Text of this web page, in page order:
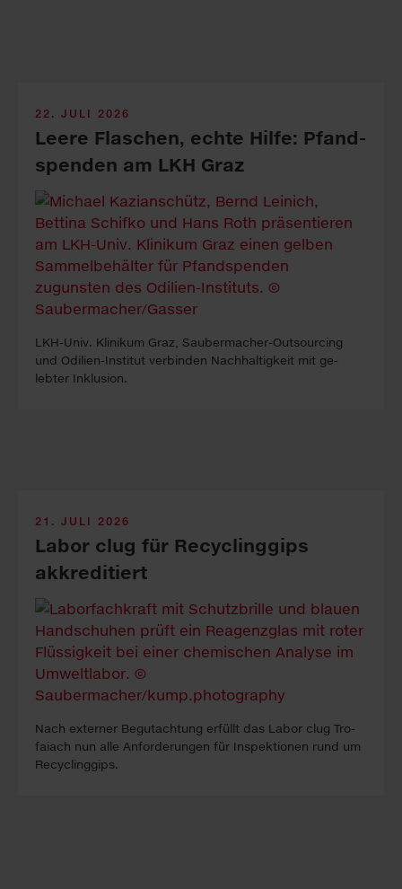
22. JULI 2026
Leere Fla­sch­en, echte Hil­fe: Pfand­
spen­den am LKH Graz
LKH-Univ. Kli­ni­kum Graz, Sauber­macher-Out­sour­cing
und Odilien-In­stitut ver­binden Nach­haltig­keit mit ge­
lebter In­klus­ion.
21. JULI 2026
Labor clug für Recyclinggips
akkreditiert
Nach ex­ter­ner Be­gutacht­ung erfüllt das La­bor clug Tro­
faiach nun alle An­forder­ung­en für In­spekt­ion­en rund um
Re­cyc­ling­gips.